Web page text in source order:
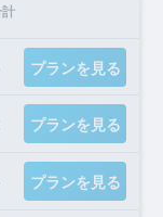
プランを見る
プランを見る
プランを見る